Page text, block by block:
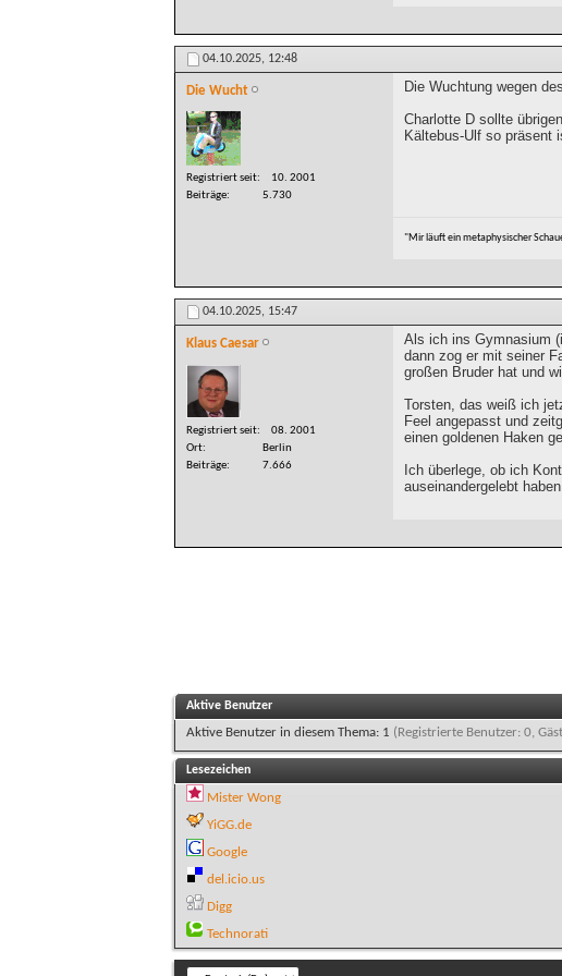
04.10.2025, 12:48
Die Wucht
Registriert seit
10. 2001
Beiträge
5.730
Die Wuchtung wegen
Charlotte D sollte
Kältebus-Ulf so präsent
"Mir läuft ein metaphysischer
04.10.2025, 15:47
Klaus Caesar
Registriert seit
08. 2001
Ort
Berlin
Beiträge
7.666
Als ich ins Gymnasium
dann zog er mit seiner
großen Bruder hat und
Torsten, das weiß ich
Feel angepasst und
einen goldenen Haken
Ich überlege, ob ich
auseinandergelebt
Aktive Benutzer
Aktive Benutzer in diesem Thema: 1 (Registrierte Benutzer: 0,
Lesezeichen
Mister Wong
YiGG.de
Google
del.icio.us
Digg
Technorati